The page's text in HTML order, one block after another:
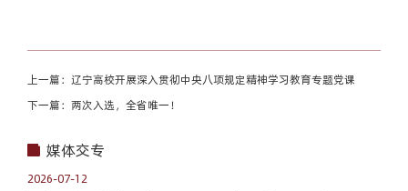
上一篇：辽宁高校开展深入贯彻中央八项规定精神学习教育专题党课
下一篇：两次入选，全省唯一！
媒体交专
2026-07-12